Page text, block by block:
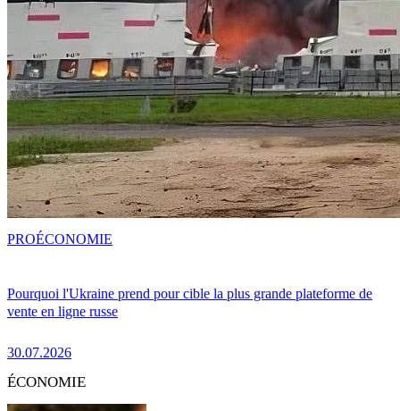
Pourquoi l'Ukraine prend pour cible la plus grande plateforme de
vente en ligne russe
30.07.2026
PROÉCONOMIE
ÉCONOMIE